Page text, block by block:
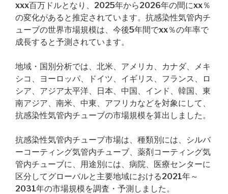
xxx百万ドルとなり、2025年から2026年の間にxx％
の変化があると推定されています。抗感染性気管内チ
ューブの世界市場規模は、今後5年間でxx％の年率で
成長すると予測されています。
地域・国別分析では、北米、アメリカ、カナダ、メキ
シコ、ヨーロッパ、ドイツ、イギリス、フランス、ロ
シア、アジア太平洋、日本、中国、インド、韓国、東
南アジア、南米、中東、アフリカなどを対象にして、
抗感染性気管内チューブの市場規模を算出しました。
抗感染性気管内チューブ市場は、種類別には、シルバ
ーコーティング気管内チューブ、薬剤コーティング気
管内チューブに、用途別には、病院、医療センターに
区分してグローバルと主要地域における2021年～
2031年の市場規模を調査・予測しました。